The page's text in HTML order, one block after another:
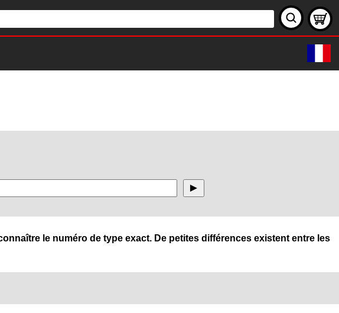
le numéro de type exact. De petites différences existent entre les